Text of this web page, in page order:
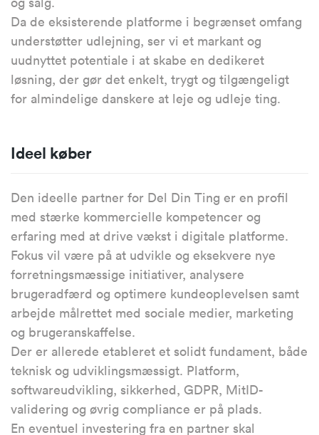
Da de eksisterende platforme i begrænset omfang
understøtter udlejning, ser vi et markant og
uudnyttet potentiale i at skabe en dedikeret
løsning, der gør det enkelt, trygt og tilgængeligt
for almindelige danskere at leje og udleje ting.
Ideel køber
Den ideelle partner for Del Din Ting er en profil
med stærke kommercielle kompetencer og
erfaring med at drive vækst i digitale platforme.
Fokus vil være på at udvikle og eksekvere nye
forretningsmæssige initiativer, analysere
brugeradfærd og optimere kundeoplevelsen samt
arbejde målrettet med sociale medier, marketing
og brugeranskaffelse.
Der er allerede etableret et solidt fundament, både
teknisk og udviklingsmæssigt. Platform,
softwareudvikling, sikkerhed, GDPR, MitID-
validering og øvrig compliance er på plads.
En eventuel investering fra en partner skal